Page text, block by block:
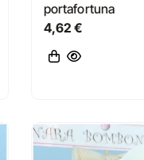
portafortuna
4,62 €